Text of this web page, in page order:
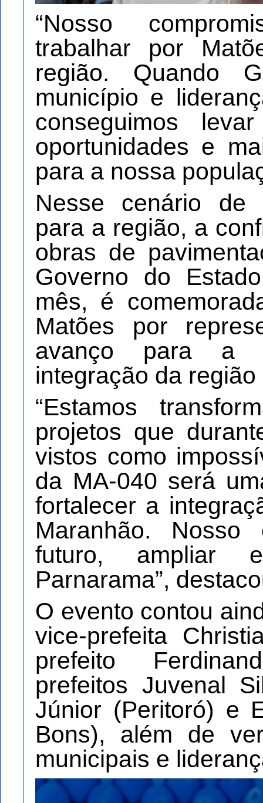
“Nosso
trabalhar por
região. Quando
município e
conseguimos
oportunidades e
para a nossa
Nesse cenário de
para a região, a
obras de
Governo do
mês, é
Matões por
avanço para a
integração da
“Estamos
projetos que
vistos como
da MA-040 será
fortalecer a
Maranhão.
futuro, ampliar
Parnarama”,
O evento contou
vice-prefeita
prefeito
prefeitos Juvenal
Júnior (Peritoró) e
Bons), além de
municipais e